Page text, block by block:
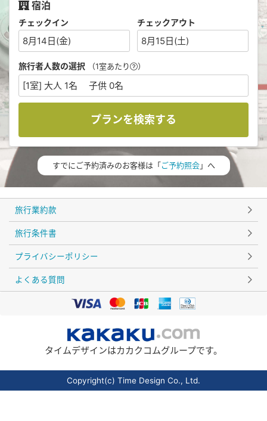
宿泊
チェックイン
8月14日(金)
チェックアウト
8月15日(土)
旅行者人数の選択 （1室あたり ）
[1室] 大人 1名 子供 0名
プランを検索する
すでにご予約済みのお客様は「ご予約照会」へ
旅行業約款
旅行条件書
プライバシーポリシー
よくある質問
タイムデザインはカカクコムグループです。
Copyright(c) Time Design Co., Ltd.